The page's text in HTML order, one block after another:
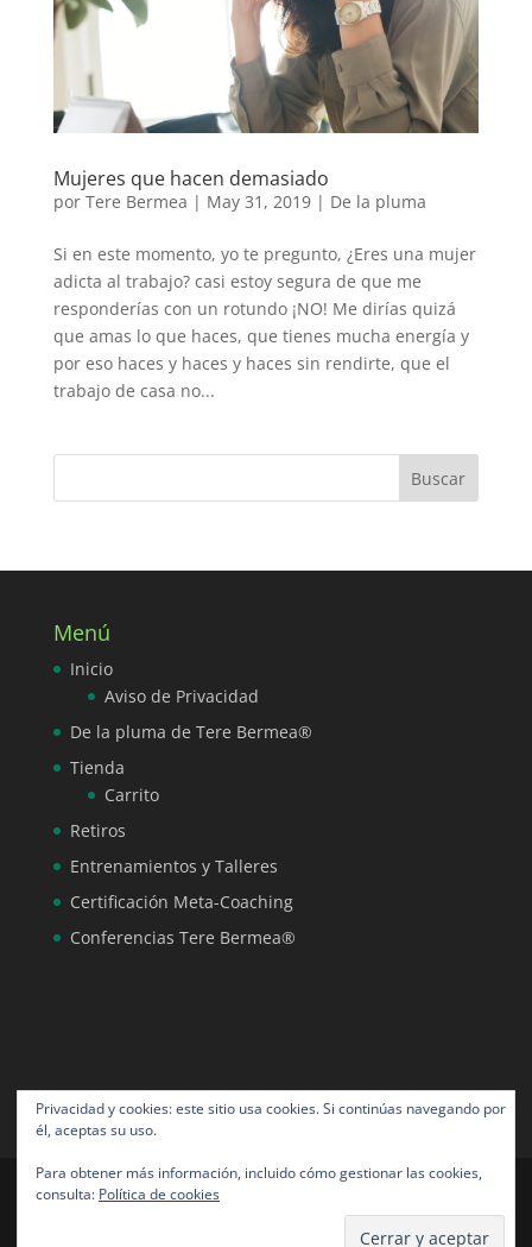
Mujeres que hacen demasiado
por Tere Bermea | May 31, 2019| De la pluma
Si en este momento, yo te pregunto, ¿Eres una mujer
adicta al trabajo? casi estoy segura de que me
responderías con un rotundo ¡NO! Me dirías quizá
que amas lo que haces, que tienes mucha energía y
por eso haces y haces y haces sin rendirte, que el
trabajo de casa no...
Menú
Inicio
Aviso de Privacidad
De la pluma de Tere Bermea®
Tienda
Carrito
Retiros
Entrenamientos y Talleres
Certificación Meta-Coaching
Conferencias Tere Bermea®
Tere Bermea® todos los derechos reservados |
Privacidad y cookies: este sitio usa cookies. Si continúas navegando por
él, aceptas su uso.
Para obtener más información, incluido cómo gestionar las cookies,
consulta: Política de cookies